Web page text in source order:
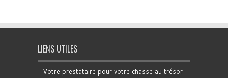
LIENS UTILES
Votre prestataire pour votre chasse au trésor